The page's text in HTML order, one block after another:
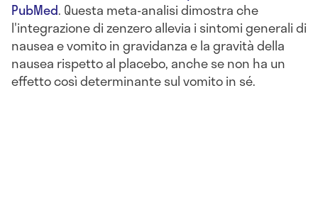
PubMed. Questa meta-analisi dimostra che
l'integrazione di zenzero allevia i sintomi generali di
nausea e vomito in gravidanza e la gravità della
nausea rispetto al placebo, anche se non ha un
effetto così determinante sul vomito in sé.